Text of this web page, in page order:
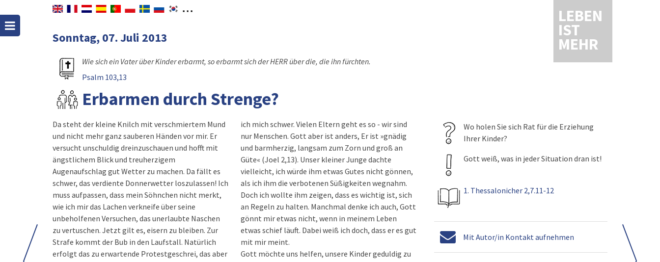
LEBEN
IST
MEHR
Sonntag, 07. Juli 2013
Wie sich ein Vater über Kinder erbarmt, so erbarmt sich der HERR über die, die ihn fürchten.
Psalm 103,13
Erbarmen durch Strenge?
Da steht der kleine Knilch mit verschmiertem Mund
und nicht mehr ganz sauberen Händen vor mir. Er
versucht unschuldig dreinzuschauen und hofft mit
ängstlichem Blick und treuherzigem
Augenaufschlag gut Wetter zu machen. Da fällt es
schwer, das verdiente Donnerwetter loszulassen! Ich
muss aufpassen, dass mein Söhnchen nicht merkt,
wie ich mir das Lachen verkneife über seine
unbeholfenen Versuchen, das unerlaubte Naschen
zu vertuschen. Jetzt gilt es, eisern zu bleiben. Zur
Strafe kommt der Bub in den Laufstall. Natürlich
erfolgt das zu erwartende Protestgeschrei, das aber
ich mich schwer. Vielen Eltern geht es so - wir sind
nur Menschen. Gott aber ist anders, Er ist »gnädig
und barmherzig, langsam zum Zorn und groß an
Güte« (Joel 2,13). Unser kleiner Junge dachte
vielleicht, ich würde ihm etwas Gutes nicht gönnen,
als ich ihm die verbotenen Süßigkeiten wegnahm.
Doch ich wollte ihm zeigen, dass es wichtig ist, sich
an Regeln zu halten. Manchmal denke ich auch, Gott
gönnt mir etwas nicht, wenn in meinem Leben
etwas schief läuft. Dabei weiß ich doch, dass er es gut
mit mir meint.
Gott möchte uns helfen, unsere Kinder geduldig zu
Wo holen Sie sich Rat für die Erziehung
Ihrer Kinder?
Gott weiß, was in jeder Situation dran ist!
1. Thessalonicher 2,7.11-12
Mit Autor/in Kontakt aufnehmen